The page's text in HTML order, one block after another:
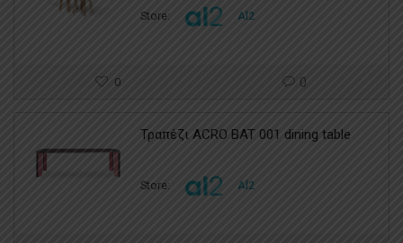
Store: Al2
0 0
Τραπέζι ACRO BAT 001 dining table
Store: Al2